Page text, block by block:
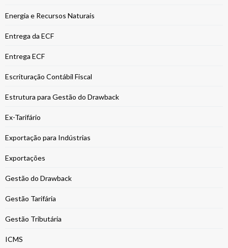
Energia e Recursos Naturais
Entrega da ECF
Entrega ECF
Escrituração Contábil Fiscal
Estrutura para Gestão do Drawback
Ex-Tarifário
Exportação para Indústrias
Exportações
Gestão do Drawback
Gestão Tarifária
Gestão Tributária
ICMS